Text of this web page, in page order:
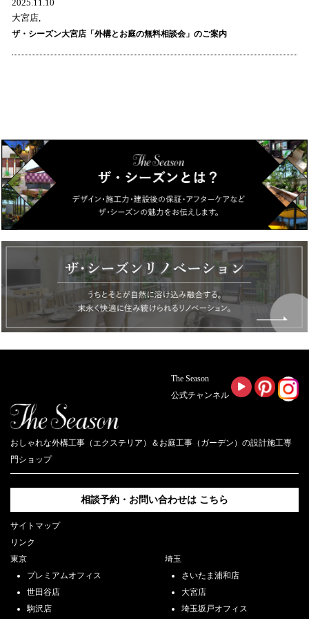
2025.11.10
大宮店,
ザ・シーズン大宮店「外構とお庭の無料相談会」のご案内
The Season
公式チャンネル
おしゃれな外構工事（エクステリア）＆お庭工事（ガーデン）の設計施工専
門ショップ
相談予約・お問い合わせは こちら
サイトマップ
リンク
東京
プレミアムオフィス
世田谷店
駒沢店
埼玉
さいたま浦和店
大宮店
埼玉坂戸オフィス